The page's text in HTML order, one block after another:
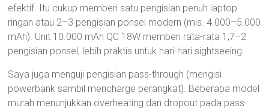
efektif. Itu cukup memberi satu pengisian penuh laptop
ringan atau 2–3 pengisian ponsel modern (mis. 4.000–5.000
mAh). Unit 10.000 mAh QC 18W memberi rata-rata 1,7–2
pengisian ponsel, lebih praktis untuk hari-hari sightseeing.
Saya juga menguji pengisian pass-through (mengisi
powerbank sambil mencharge perangkat). Beberapa model
murah menunjukkan overheating dan dropout pada pass-